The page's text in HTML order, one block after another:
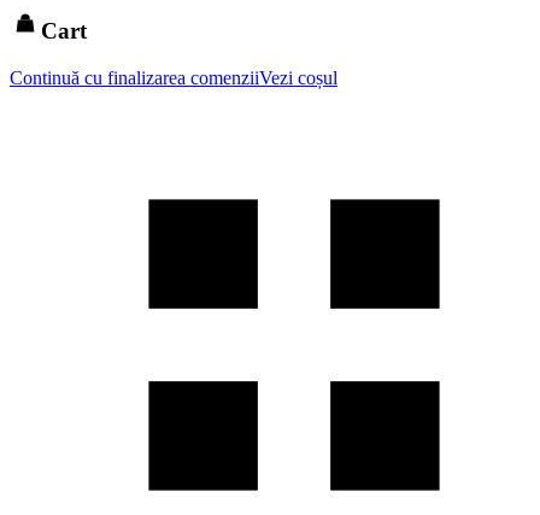
Cart
Continuă cu finalizarea comenziiVezi coșul